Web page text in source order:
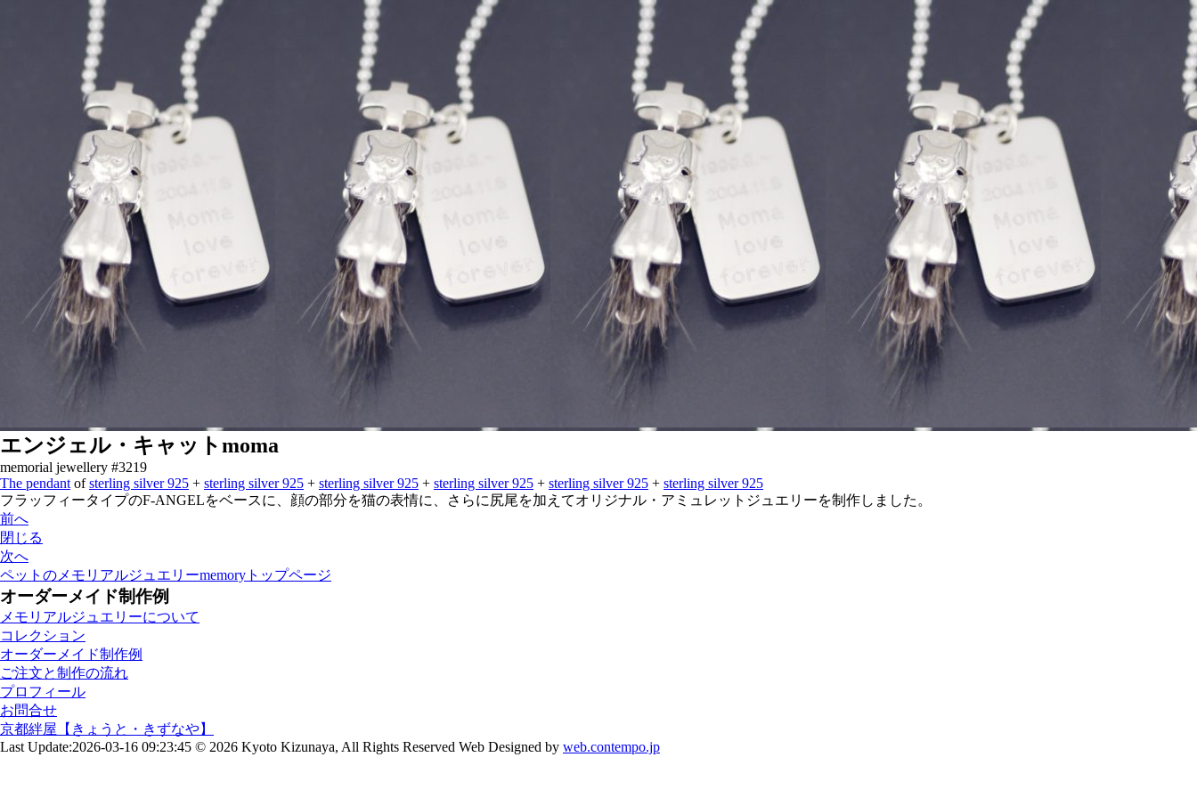
エンジェル・キャットmoma
memorial jewellery #3219
The pendant ofsterling silver 925 + sterling silver 925 + sterling silver 925 + sterling silver 925 + sterling silver 925 + sterling silver 925
フラッフィータイプのF-ANGELをベースに、顔の部分を猫の表情に、さらに尻尾を加えてオリジナル・アミュレットジュエリーを制作しました。
前へ
閉じる
次へ
ペットのメモリアルジュエリーmemoryトップページ
オーダーメイド制作例
メモリアルジュエリーについて
コレクション
オーダーメイド制作例
ご注文と制作の流れ
プロフィール
お問合せ
京都絆屋【きょうと・きずなや】
Last Update:2026-03-16 09:23:45 © 2026 Kyoto Kizunaya, All Rights Reserved Web Designed by web.contempo.jp